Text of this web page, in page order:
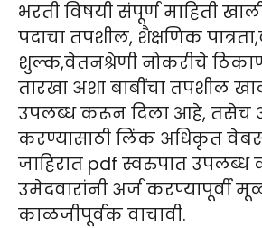
भरती विषयी संपूर्ण माहिती
पदाचा तपशील, शैक्षणिक
शुल्क,वेतनश्रेणी नोकरीचे
तारखा अशा बाबींचा तपशील
उपलब्ध करून दिला आहे, तसेच
करण्यासाठी लिंक अधिकृत
जाहिरात pdf स्वरुपात
उमेदवारांनी अर्ज करण्यापूर्वी
काळजीपूर्वक वाचावी.